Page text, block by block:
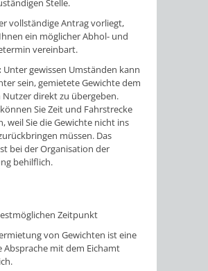
vollständige Antrag vorliegt,
ein möglicher Abhol- und
vereinbart.
Unter gewissen Umständen kann
sein, gemietete Gewichte dem
Nutzer direkt zu übergeben.
Sie Zeit und Fahrstrecke
weil Sie die Gewichte nicht ins
müssen. Das
bei der Organisation der
behilflich.
Zeitpunkt
von Gewichten ist eine
Absprache mit dem Eichamt